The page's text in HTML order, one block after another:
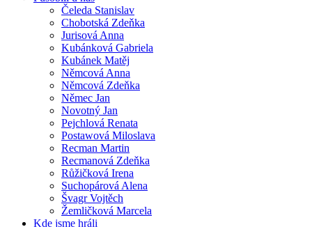
Čeleda Stanislav
Chobotská Zdeňka
Jurisová Anna
Kubánková Gabriela
Kubánek Matěj
Němcová Anna
Němcová Zdeňka
Němec Jan
Novotný Jan
Pejchlová Renata
Postawová Miloslava
Recman Martin
Recmanová Zdeňka
Růžičková Irena
Suchopárová Alena
Švagr Vojtěch
Žemličková Marcela
Kde jsme hráli